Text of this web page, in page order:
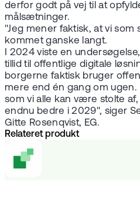
derfor godt på vej til at
målsætninger.
"Jeg mener faktisk, at vi som
kommet ganske langt.
I 2024 viste en
tillid til offentlige digitale
borgerne faktisk bruger
mere end én gang om
som vi alle kan være stolte
endnu bedre i 2029", siger
Gitte Rosenqvist, EG.
Relateret produkt